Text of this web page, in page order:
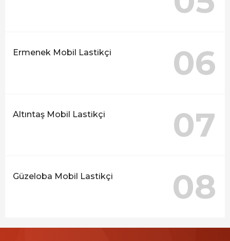
Ermenek Mobil Lastikçi 06
Altıntaş Mobil Lastikçi 07
Güzeloba Mobil Lastikçi 08